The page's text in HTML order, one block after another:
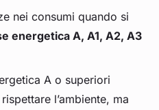
nei consumi quando si
energetica A, A1, A2, A3
A o superiori
l’ambiente, ma